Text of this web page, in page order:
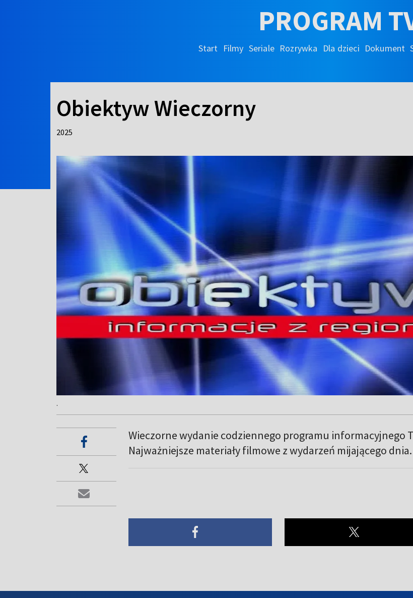
PROGRAM
Start Filmy Seriale Rozrywka Dla dzieci Dokument
Obiektyw Wieczorny
2025
.
Wieczorne wydanie codziennego programu informacyjnego
Najważniejsze materiały filmowe z wydarzeń mijającego dnia.